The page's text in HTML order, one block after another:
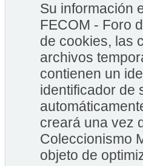
Su información
FECOM - Foro
de cookies, las
archivos
contienen un
identificador de
creará una vez
Coleccionismo
objeto de